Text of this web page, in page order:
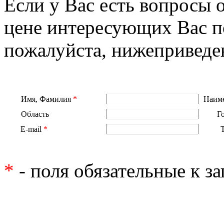
Если у Вас есть вопросы
цене интересующих Вас
пожалуйста,
Имя, Фамилия *
Область
E-mail *
* - поля обязательные к